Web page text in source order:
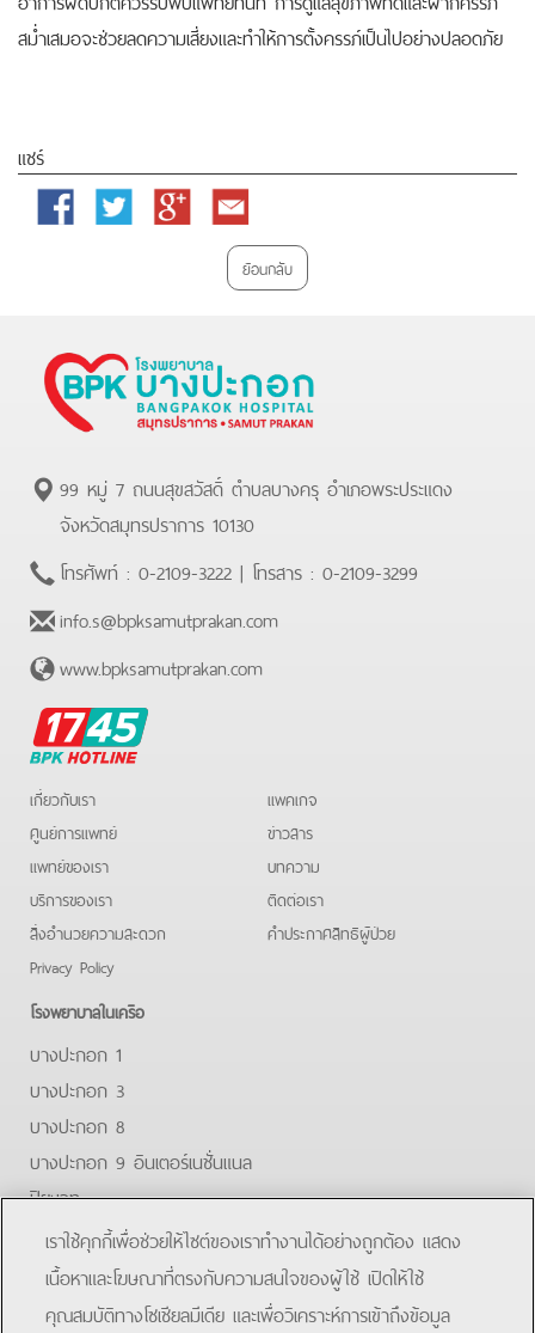
สม่ำเสมอจะช่วยลดความเสี่ยงและทำให้การตั้งครรภ์เป็นไปอย่างปลอดภัย
แชร์
Facebook Twitter
Google
Email
ย้อนกลับ
99 หมู่ 7 ถนนสุขสวัสดิ์ ตำบลบางครุ อำเภอพระประแดง
จังหวัดสมุทรปราการ 10130
โทรศัพท์ : 0-2109-3222 | โทรสาร : 0-2109-3299
info.s@bpksamutprakan.com
www.bpksamutprakan.com
BPK
Hotline
เกี่ยวกับเรา
ศูนย์การแพทย์
แพทย์ของเรา
บริการของเรา
สิ่งอำนวยความสะดวก
Privacy Policy
แพคเกจ
ข่าวสาร
บทความ
ติดต่อเรา
คําประกาศสิทธิผู้ป่วย
โรงพยาบาลในเครือ
บางปะกอก 1
บางปะกอก 3
บางปะกอก 8
บางปะกอก 9 อินเตอร์เนชั่นแนล
ปิยะเวท
บางปะกอก-รังสิต 2
บางปะกอกสมุทรปราการ
FacebookLine
เราใช้คุกกี้เพื่อช่วยให้ไซต์ของเราทำงานได้อย่างถูกต้อง แสดง
เนื้อหาและโฆษณาที่ตรงกับความสนใจของผู้ใช้ เปิดให้ใช้
คุณสมบัติทางโซเชียลมีเดีย และเพื่อวิเคราะห์การเข้าถึงข้อมูล